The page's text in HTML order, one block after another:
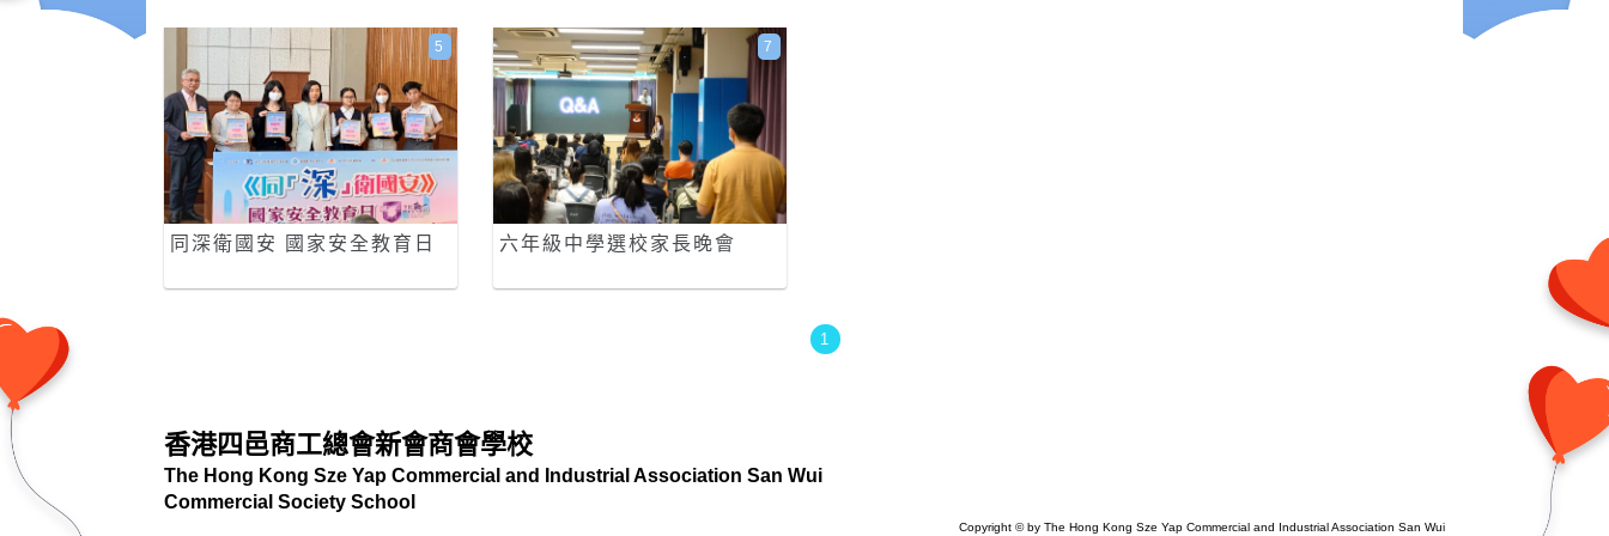
同深衛國安 國家安全教育日
5
六年級中學選校家長晚會
7
1
香港四邑商工總會新會商會學校
The Hong Kong Sze Yap Commercial and Industrial Association San Wui
Commercial Society School
Copyright © by The Hong Kong Sze Yap Commercial and Industrial Association San Wui